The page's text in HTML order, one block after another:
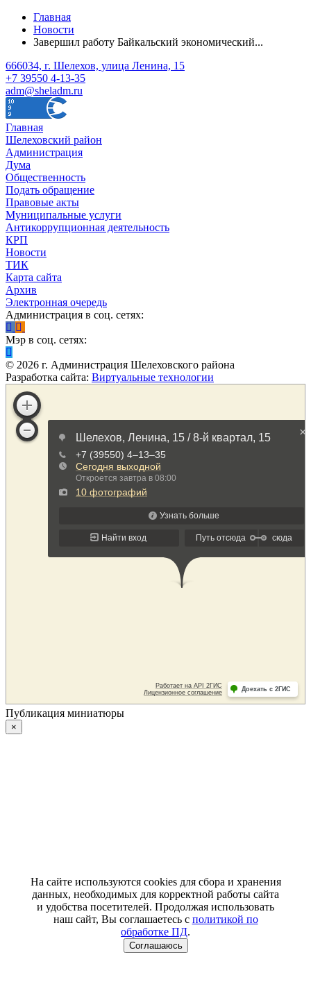
Главная
Новости
Завершил работу Байкальский экономический...
666034, г. Шелехов, улица Ленина, 15
+7 39550 4-13-35
adm@sheladm.ru
Главная
Шелеховский район
Администрация
Дума
Общественность
Подать обращение
Правовые акты
Муниципальные услуги
Антикоррупционная деятельность
КРП
Новости
ТИК
Карта сайта
Архив
Электронная очередь
Администрация в соц. сетях:
Мэр в соц. сетях:
© 2026 г. Администрация Шелеховского района
Разработка сайта: Виртуальные технологии
Публикация миниатюры
×
На сайте используются cookies для сбора и хранения
данных, необходимых для корректной работы сайта
и удобства посетителей. Продолжая использовать
наш сайт, Вы соглашаетесь с политикой по
обработке ПД.
Соглашаюсь